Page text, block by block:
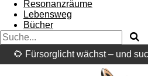
Resonanzräume
Lebensweg
Bücher
🌻 Fürsorglicht wächst – und